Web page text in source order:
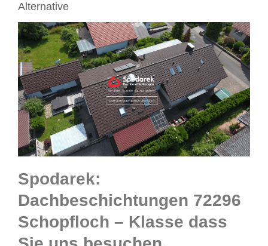
Alternative
Spodarek:
Dachbeschichtungen 72296
Schopfloch – Klasse dass